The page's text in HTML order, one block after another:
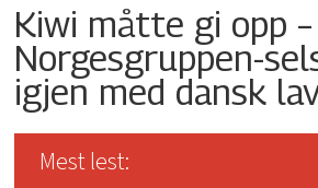
Kiwi måtte gi opp
Norgesgruppen-
igjen med dansk
Mest lest: